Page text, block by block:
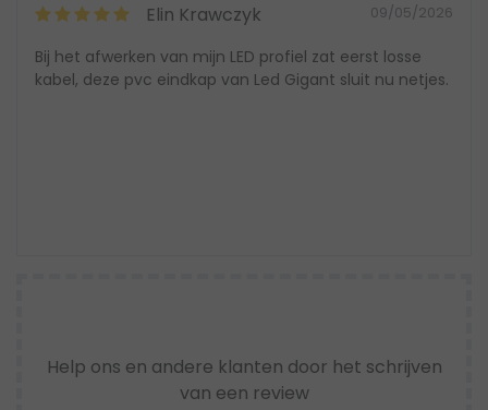
Elin Krawczyk 09/05/2026
Bij het afwerken van mijn LED profiel zat eerst losse
kabel, deze pvc eindkap van Led Gigant sluit nu netjes.
Help ons en andere klanten door het schrijven
van een review